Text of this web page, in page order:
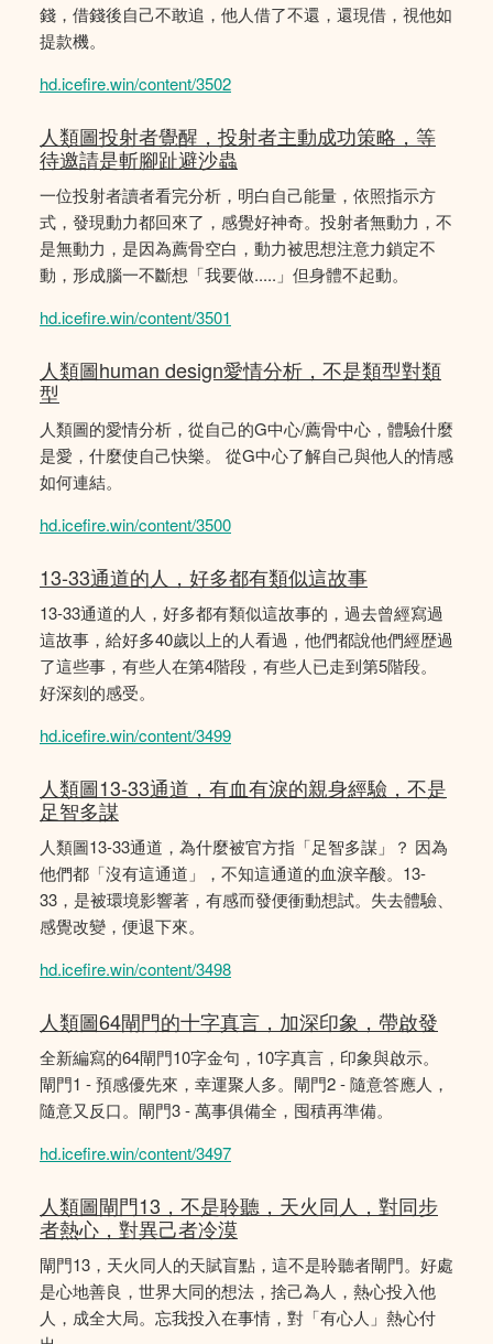
錢，借錢後自己不敢追，他人借了不還，還現借，視他如
提款機。
hd.icefire.win/content/3502
人類圖投射者覺醒，投射者主動成功策略，等
待邀請是斬腳趾避沙蟲
一位投射者讀者看完分析，明白自己能量，依照指示方
式，發現動力都回來了，感覺好神奇。投射者無動力，不
是無動力，是因為薦骨空白，動力被思想注意力鎖定不
動，形成腦一不斷想「我要做.....」但身體不起動。
hd.icefire.win/content/3501
人類圖human design愛情分析，不是類型對類
型
人類圖的愛情分析，從自己的G中心/薦骨中心，體驗什麼
是愛，什麼使自己快樂。 從G中心了解自己與他人的情感
如何連結。
hd.icefire.win/content/3500
13-33通道的人，好多都有類似這故事
13-33通道的人，好多都有類似這故事的，過去曾經寫過
這故事，給好多40歲以上的人看過，他們都說他們經歴過
了這些事，有些人在第4階段，有些人已走到第5階段。
好深刻的感受。
hd.icefire.win/content/3499
人類圖13-33通道，有血有淚的親身經驗，不是
足智多謀
人類圖13-33通道，為什麼被官方指「足智多謀」？ 因為
他們都「沒有這通道」，不知這通道的血淚辛酸。13-
33，是被環境影響著，有感而發便衝動想試。失去體驗、
感覺改變，便退下來。
hd.icefire.win/content/3498
人類圖64閘門的十字真言，加深印象，帶啟發
全新編寫的64閘門10字金句，10字真言，印象與啟示。
閘門1 - 預感優先來，幸運聚人多。閘門2 - 隨意答應人，
隨意又反口。閘門3 - 萬事俱備全，囤積再準備。
hd.icefire.win/content/3497
人類圖閘門13，不是聆聽，天火同人，對同步
者熱心，對異己者冷漠
閘門13，天火同人的天賦盲點，這不是聆聽者閘門。好處
是心地善良，世界大同的想法，捨己為人，熱心投入他
人，成全大局。忘我投入在事情，對「有心人」熱心付